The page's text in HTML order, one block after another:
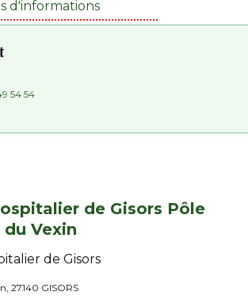
d'informations
54 54
de Gisors Pôle
Vexin
de Gisors
27140 GISORS